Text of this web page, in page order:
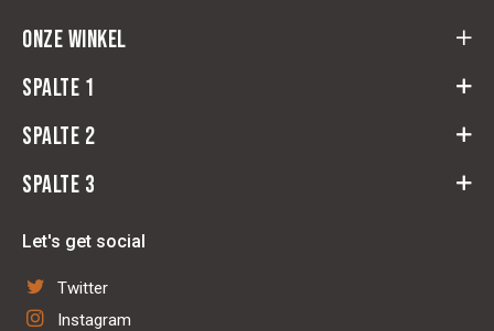
Onze winkel
Cloots Ruitersport
2830 Willebroek
Route
Spalte 1
returnformular
Allgemeine Bedingungen und Konditionen
Contact
Datenschutzbestimmungen
Spalte 2
Reiter
Stall & Weide
Technologie
Hund
Spalte 3
Wäsche und Reparatur von Decken
Let's get social
Twitter
Instagram